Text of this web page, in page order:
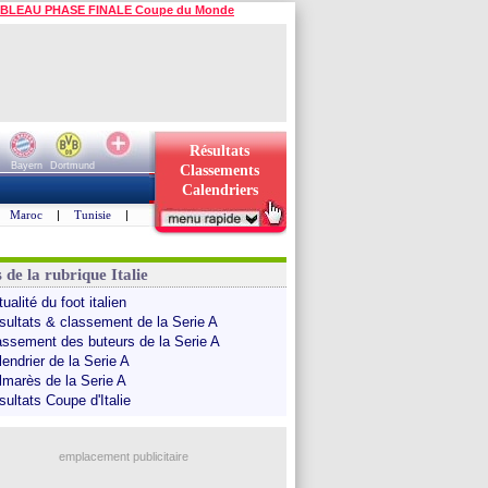
PHASE FINALE Coupe du Monde
Bayern
Dortmund
Résultats
Classements
Calendriers
Maroc | Tunisie |
de la rubrique Italie
du foot italien
& classement de la Serie A
des buteurs de la Serie A
de la Serie A
de la Serie A
Coupe d'Italie
emplacement publicitaire